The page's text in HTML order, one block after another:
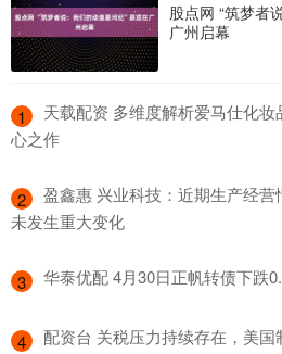
股点网 “筑梦者
广州启幕
1
天载配资 多维度解析爱马仕化
心之作
2
盈鑫惠 兴业科技：近期生产经
未发生重大变化
3 华泰优配 4月30日正帆转债下跌
4 配资台 关税压力持续存在，美